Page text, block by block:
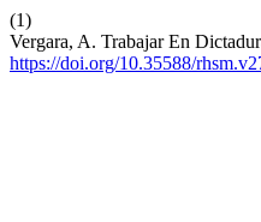
(1)
Vergara, A. Trabajar En
https://doi.org/10.35588/